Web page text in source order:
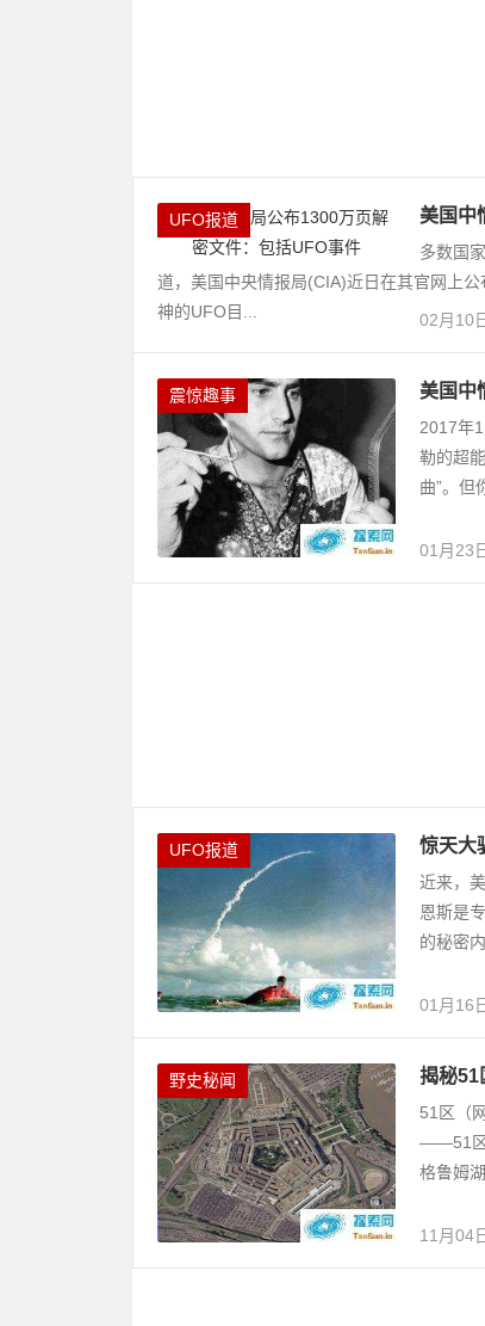
UFO报道 美国中
多数国
道，美国中央情报局(CIA)近日在其官网上
神的UFO目...
02月10
震惊趣事 美国中
2017年
勒的超
曲”。但
01月23
UFO报道 惊天大
近来，
恩斯是
的秘密
01月16
野史秘闻 揭秘51
51区（
——51区
格鲁姆
11月04